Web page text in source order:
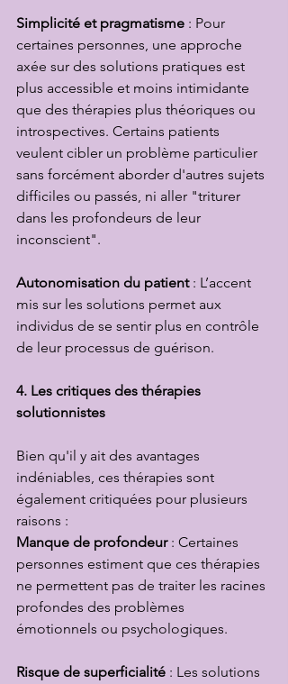
Simplicité et pragmatisme : Pour
certaines personnes, une approche
axée sur des solutions pratiques est
plus accessible et moins intimidante
que des thérapies plus théoriques ou
introspectives. Certains patients
veulent cibler un problème particulier
sans forcément aborder d'autres sujets
difficiles ou passés, ni aller "triturer
dans les profondeurs de leur
inconscient".
Autonomisation du patient : L’accent
mis sur les solutions permet aux
individus de se sentir plus en contrôle
de leur processus de guérison.
4. Les critiques des thérapies
solutionnistes
Bien qu'il y ait des avantages
indéniables, ces thérapies sont
également critiquées pour plusieurs
raisons :
Manque de profondeur : Certaines
personnes estiment que ces thérapies
ne permettent pas de traiter les racines
profondes des problèmes
émotionnels ou psychologiques.
Risque de superficialité : Les solutions